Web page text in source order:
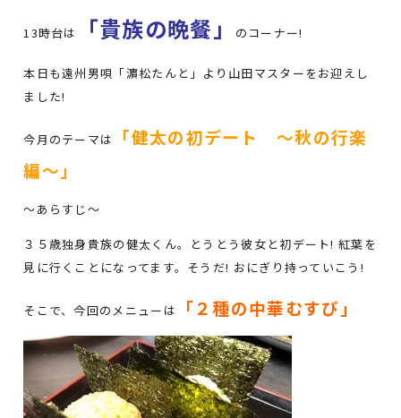
13時台は 「貴族の晩餐」 のコーナー!
本日も遠州男唄「濵松たんと」より山田マスターをお迎えし
ました!
今月のテーマは
「健太の初デート ～秋の行楽
編～」
～あらすじ～
３５歳独身貴族の健太くん。とうとう彼女と初デート! 紅葉を
見に行くことになってます。そうだ! おにぎり持っていこう!
そこで、今回のメニューは 「２種の中華むすび」